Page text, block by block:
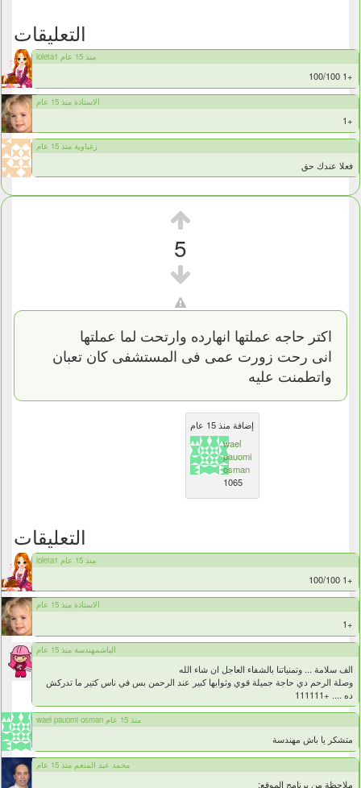
التعليقات
loleta1 منذ 15 عام
+1 100/100
الاستاذة منذ 15 عام
+1
زغباوية منذ 15 عام
فعلا عندك حق
5
اكتر حاجه عملتها انهارده وارتحت لما عملتها
انى رحت زورت عمى فى المستشفى كان تعبان
واتطمنت عليه
إضافة منذ 15 عام
wael
pauomi
osman
1065
التعليقات
loleta1 منذ 15 عام
+1 100/100
الاستاذة منذ 15 عام
+1
الباشمهندسة منذ 15 عام
الف سلامة ... وتمنياتنا بالشفاء العاجل ان شاء الله
وصلة الرحم دي حاجة جميلة قوي وثوابها كبير عند الرحمن بس في ناس كتير ما تدركش
ده .... +111111
wael pauomi osman منذ 15 عام
متشكر يا باش مهندسة
محمد عبد المنعم منذ 15 عام
ملاحظة من برنامج الموقع: